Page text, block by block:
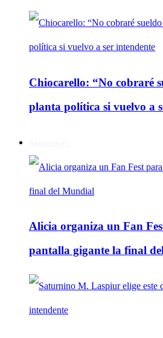
Chiocarello: “No cobraré
planta política si vuelvo a
Alicia organiza un Fan
pantalla gigante la final